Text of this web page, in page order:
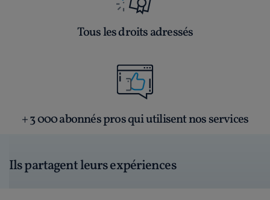
Tous les droits adressés
+ 3 000 abonnés pros qui utilisent nos services
Ils partagent leurs expériences